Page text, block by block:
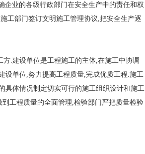
企业的各级行政部门在安全生产中的责任和权
工部门签订文明施工管理协议,把安全生产逐
.建设单位是工程施工的主体,在施工中协调
设单位,努力提高工程质量,完成优质工程.施工
具体情况制定切实可行的施工组织设计和施工
工程质量的全面管理,检验部门严把质量检验